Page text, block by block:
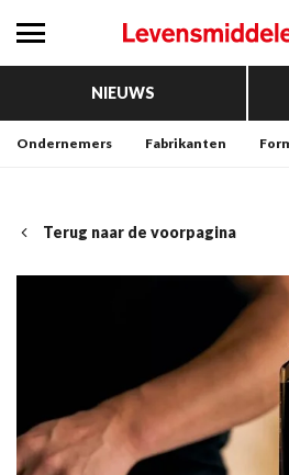
NIEUWS
Ondernemers Fabrikanten
Terug naar de voorpagina